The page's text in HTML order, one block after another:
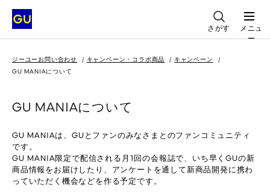
さがす
メニュ
ー
ジーユーお問い合わせ キャンペーン・コラボ商品
キャンペーン
GU MANIAについて
GU MANIAについて
GU MANIAは、GUとファンのみなさまとのファンコミュニティ
です。
GU MANIA限定で配信される月1回の会報誌で、いち早くGUの新
商品情報をお届けしたり、アンケートを通して新商品開発に携わ
っていただく機会などを作る予定です。